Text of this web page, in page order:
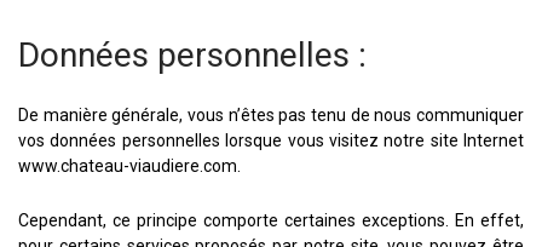
Données personnelles :
De manière générale, vous n’êtes pas tenu de nous communiquer
vos données personnelles lorsque vous visitez notre site Internet
www.chateau-viaudiere.com.
Cependant, ce principe comporte certaines exceptions. En effet,